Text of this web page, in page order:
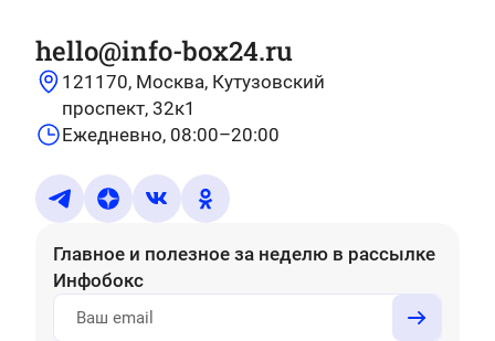
hello@info-box24.ru
121170, Москва, Кутузовский
проспект, 32к1
Ежедневно, 08:00–20:00
Главное и полезное за неделю в рассылке
Инфобокс